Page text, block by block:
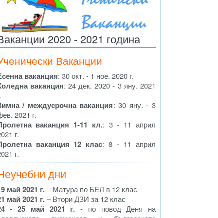
2020 - 2021 година
Ваканции
ваканция: 30 окт. - 1 ное. 2020 г.
ваканция: 24 дек. 2020 - 3 яну. 2021
/ междусрочна ваканция: 30 яну. - 3
2021 г.
ваканция 1-11 кл.: 3 - 11 април
г.
ваканция 12 клас: 8 - 11 април
г.
дни
май 2021 г.– Матура по БЕЛ в 12 клас
май 2021 г.– Втори ДЗИ за 12 клас
- 25 май 2021 г. - по повод Деня на